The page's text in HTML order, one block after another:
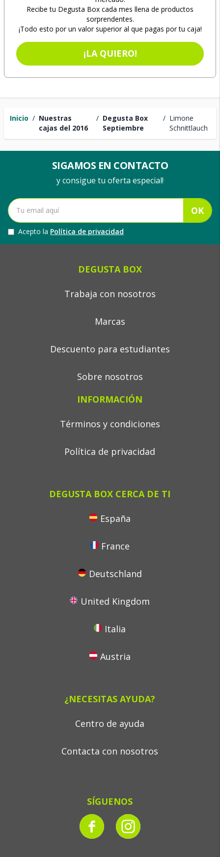
Inicio / Nuestras
cajas del 2016
/ Degusta Box
Septiembre
/ Limone
Schnittlauch
Recibe tu Degusta Box cada mes llena de productos
sorprendentes.
¡Todo esto por un valor superior al que pagas por tu caja!
¡LA QUIERO!
SIGAMOS EN CONTACTO
y consigue tu oferta especial!
OK
Acepto la Política de privacidad
DEGUSTA BOX
Trabaja con nosotros
Marcas
Descuento para estudiantes
Sobre nosotros
INFORMACIÓN
Términos y condiciones
Política de privacidad
DEGUSTA BOX CERCA DE TI
España
France
Deutschland
United Kingdom
Italia
Austria
¿NECESITAS AYUDA?
Centro de ayuda
Contacta con nosotros
SÍGUENOS